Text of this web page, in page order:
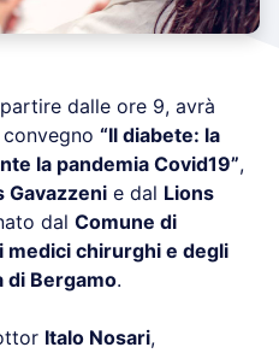
dalle ore 9, avrà
“Il diabete: la
la pandemia Covid19”,
Gavazzeni e dal Lions
dal Comune di
medici chirurghi e degli
di Bergamo.
Italo Nosari,